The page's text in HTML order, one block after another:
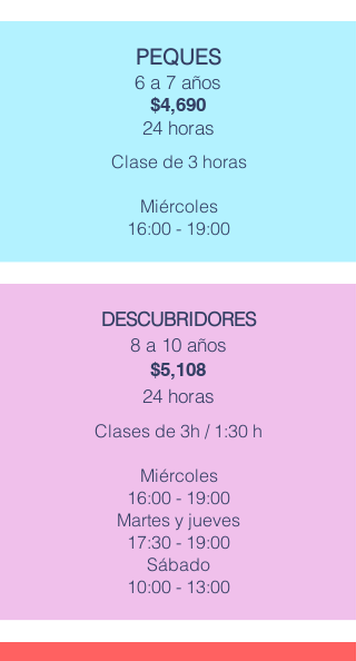
PEQUES
6 a 7 años
$4,690
24 horas
Clase de 3 horas
Miércoles
16:00 - 19:00
DESCUBRIDORES
8 a 10 años
$5,108
24 horas
Clases de 3h / 1:30 h
Miércoles
16:00 - 19:00
Martes y jueves
17:30 - 19:00
Sábado
10:00 - 13:00